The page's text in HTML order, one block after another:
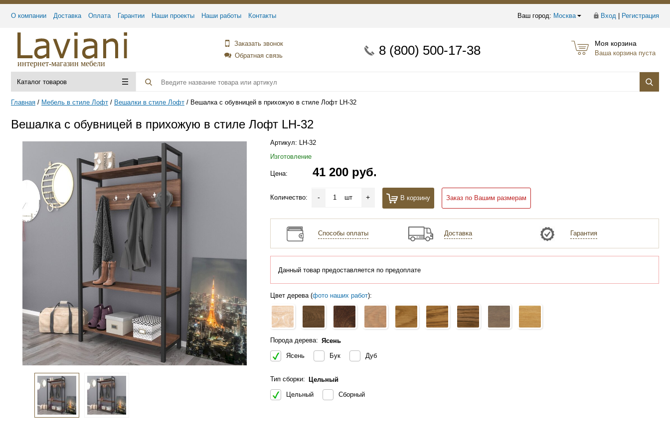
Ваш город: Москва Вход Регистрация
О компании Доставка Оплата Гарантии Наши проекты Наши работы Контакты
интернет-магазин мебели
Заказать звонок
Обратная связь
8 (800) 500-17-38 Моя корзина
Ваша корзина пуста
Каталог товаров
Главная Мебель в стиле Лофт Вешалки в стиле Лофт Вешалка с обувницей в прихожую в стиле Лофт LH-32
Вешалка с обувницей в прихожую в стиле Лофт LH-32
Артикул: LH-32
Изготовление
Цена: 41 200 руб.
Количество: - шт + В корзину Заказ по Вашим размерам
Способы оплаты Доставка Гарантия
Данный товар предоставляется по предоплате
Цвет дерева (фото наших работ):
Порода дерева: Ясень
Ясень
Бук Дуб
Тип сборки:
Цельный
Цельный
Сборный